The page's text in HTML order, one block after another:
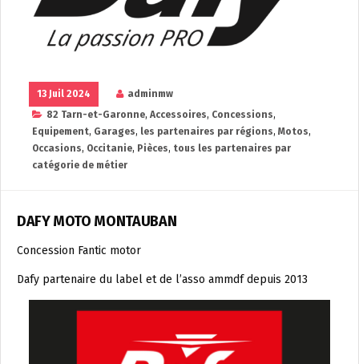
13 Juil 2024
adminmw
82 Tarn-et-Garonne, Accessoires, Concessions,
Equipement, Garages, les partenaires par régions, Motos,
Occasions, Occitanie, Pièces, tous les partenaires par
catégorie de métier
DAFY MOTO MONTAUBAN
Concession Fantic motor
Dafy partenaire du label et de l’asso ammdf depuis 2013